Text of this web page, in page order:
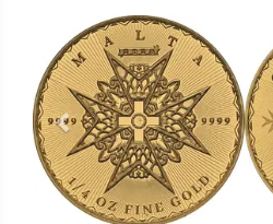
Previous